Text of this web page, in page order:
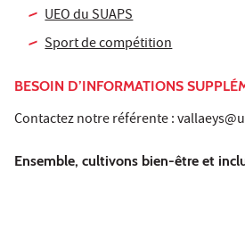
UEO du SUAPS
Sport de compétition
BESOIN D’INFORMATIONS
Contactez notre référente :
Ensemble, cultivons bien-être et